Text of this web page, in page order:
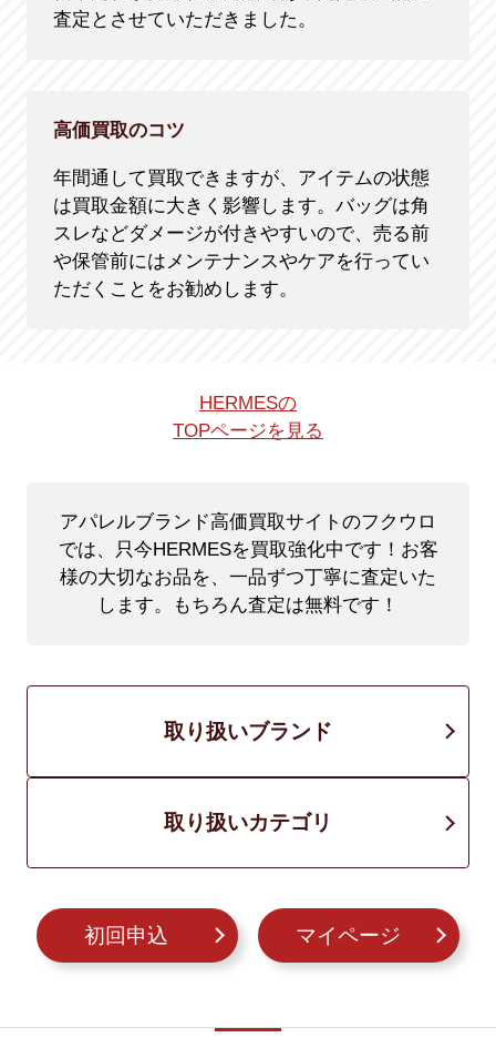
査定とさせていただきました。
高価買取のコツ
年間通して買取できますが、アイテムの状態
は買取金額に大きく影響します。バッグは角
スレなどダメージが付きやすいので、売る前
や保管前にはメンテナンスやケアを行ってい
ただくことをお勧めします。
HERMESの
TOPページを見る
アパレルブランド高価買取サイトのフクウロ
では、只今HERMESを買取強化中です！ お客
様の大切なお品を、一品ずつ丁寧に査定いた
します。もちろん査定は無料です！
取り扱いブランド
取り扱いカテゴリ
初回申込 マイページ